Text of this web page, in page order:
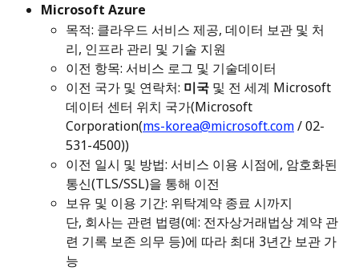
Microsoft Azure
목적: 클라우드 서비스 제공, 데이터 보관 및 처
리, 인프라 관리 및 기술 지원
이전 항목: 서비스 로그 및 기술데이터
이전 국가 및 연락처: 미국 및 전 세계 Microsoft
데이터 센터 위치 국가(Microsoft
Corporation(ms-korea@microsoft.com / 02-
531-4500))
이전 일시 및 방법: 서비스 이용 시점에, 암호화된
통신(TLS/SSL)을 통해 이전
보유 및 이용 기간: 위탁계약 종료 시까지
단, 회사는 관련 법령(예: 전자상거래법상 계약 관
련 기록 보존 의무 등)에 따라 최대 3년간 보관 가
능